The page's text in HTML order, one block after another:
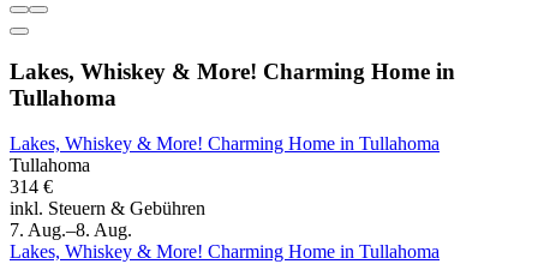
Lakes, Whiskey & More! Charming Home in
Tullahoma
Lakes, Whiskey & More! Charming Home in Tullahoma
Tullahoma
314 €
inkl. Steuern & Gebühren
7. Aug.–8. Aug.
Lakes, Whiskey & More! Charming Home in Tullahoma